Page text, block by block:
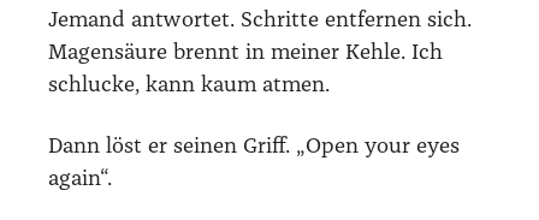
Jemand ant­wor­tet. Schrit­te ent­fer­nen sich.
Magen­säu­re brennt in mei­ner Keh­le. Ich
schlu­cke, kann kaum atmen.
Dann löst er sei­nen Griff. „Open your eyes
again“.